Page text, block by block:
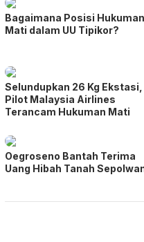
Bagaimana Posisi Hukuman
Mati dalam UU Tipikor?
Selundupkan 26 Kg Ekstasi,
Pilot Malaysia Airlines
Terancam Hukuman Mati
Oegroseno Bantah Terima
Uang Hibah Tanah